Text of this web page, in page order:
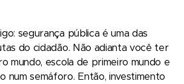
segurança pública é uma das
do cidadão. Não adianta você ter
mundo, escola de primeiro mundo e
num semáforo. Então, investimento